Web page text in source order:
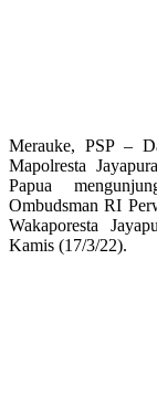
Merauke, PSP –
Mapolresta
Papua
Ombudsman RI
Wakaporesta
Kamis (17/3/22).